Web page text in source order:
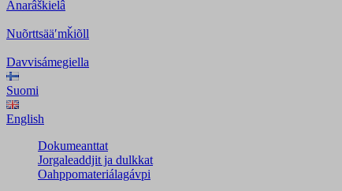
Anarâškielâ
Nuõrttsääʹmǩiõll
Davvisámegiella
Suomi
English
Dokumeanttat
Jorgaleaddjit ja dulkkat
Oahppomateriálagávpi